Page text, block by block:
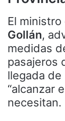
El
Gollán,
medidas
pasajeros
llegada de
“alcanzar
necesitan.